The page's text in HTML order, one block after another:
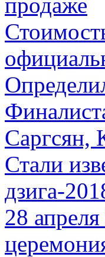
Саргсян,
Стали
дзига-
28